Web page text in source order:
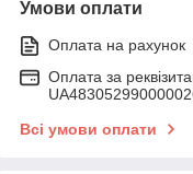
Умови оплати
Оплата на рахунок
Оплата за
Всі умови оплати